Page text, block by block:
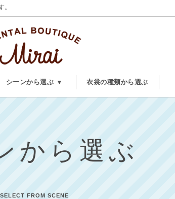
。
シーンから選ぶ ▼ 衣裳の種類から選ぶ
から選ぶ
SELECT FROM SCENE